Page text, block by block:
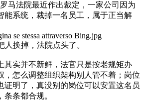
马法院最近作出裁定，一家公司因为
能系统，裁掉一名员工，属于正当解
换掉，法院点头了。
其实并不新鲜，法官只是按老规矩办
，怎么调整组织架构别人管不着；岗位
证明了，真没别的岗位可以安置这名员
条都合规。